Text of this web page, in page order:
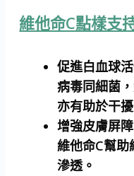
維他命C點樣支
促進白血球活
病毒同細菌
亦有助於干
增強皮膚屏障
維他命C幫
滲透。